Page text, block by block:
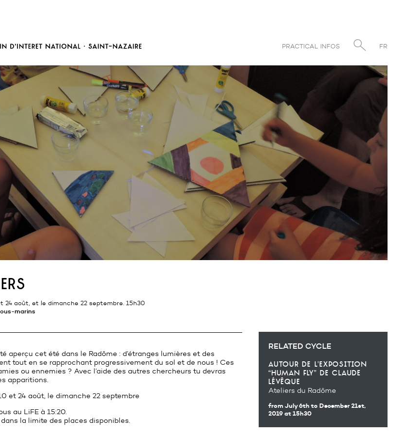
PRACTICAL INFOS FR
24 août, et le dimanche 22 septembre. 15h30
marins
RELATED CYCLE
autour de l’exposition
“human fly” de claude
lévêque
Ateliers du Radôme
from July 6th to December 21st,
2019at 15h30
aperçu cet été dans le Radôme : d’étranges lumières et des
tout en se rapprochant progressivement du sol et de nous ! Ces
ou ennemies ? Avec l’aide des autres chercheurs tu devras
apparitions.
et 24 août, le dimanche 22 septembre
au LiFE à 15:20.
la limite des places disponibles.